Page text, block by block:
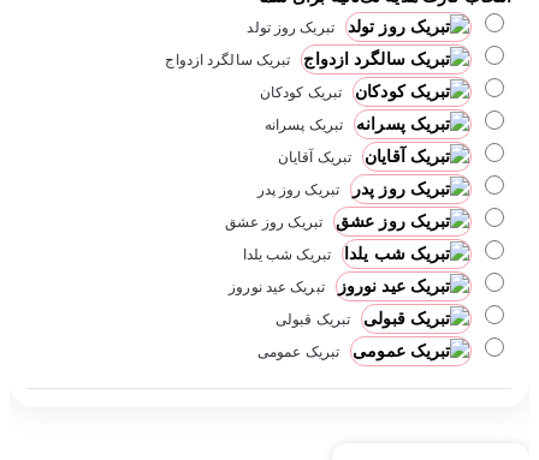
تبریک روز تولد
تبریک سالگرد ازدواج
تبریک کودکان
تبریک پسرانه
تبریک آقایان
تبریک روز پدر
تبریک روز عشق
تبریک شب یلدا
تبریک عید نوروز
تبریک قبولی
تبریک عمومی